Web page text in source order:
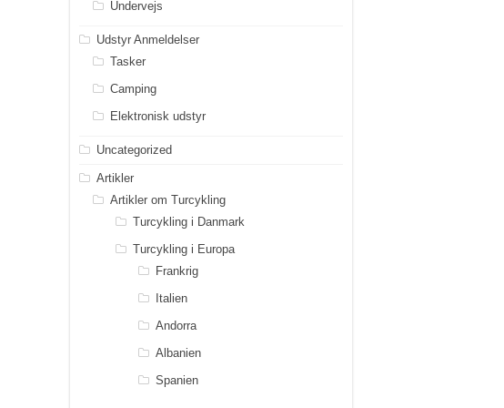
Undervejs
Udstyr Anmeldelser
Tasker
Camping
Elektronisk udstyr
Uncategorized
Artikler
Artikler om Turcykling
Turcykling i Danmark
Turcykling i Europa
Frankrig
Italien
Andorra
Albanien
Spanien